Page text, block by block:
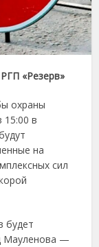
«Резерв»
охраны
15:00 в
на
сил
будет
Мауленова —